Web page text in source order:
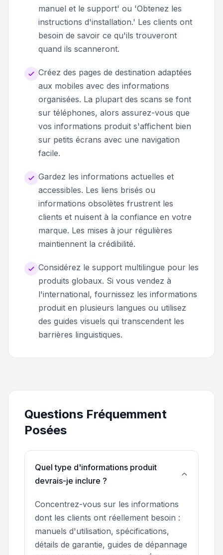
manuel et le support' ou 'Obtenez les
instructions d'installation.' Les clients ont
besoin de savoir ce qu'ils trouveront
quand ils scanneront.
Créez des pages de destination adaptées
aux mobiles avec des informations
organisées. La plupart des scans se font
sur téléphones, alors assurez-vous que
vos informations produit s'affichent bien
sur petits écrans avec une navigation
facile.
Gardez les informations actuelles et
accessibles. Les liens brisés ou
informations obsolètes frustrent les
clients et nuisent à la confiance en votre
marque. Les mises à jour régulières
maintiennent la crédibilité.
Considérez le support multilingue pour les
produits globaux. Si vous vendez à
l'international, fournissez les informations
produit en plusieurs langues ou utilisez
des guides visuels qui transcendent les
barrières linguistiques.
Questions Fréquemment
Posées
Quel type d'informations produit
devrais-je inclure ?
Concentrez-vous sur les informations
dont les clients ont réellement besoin :
manuels d'utilisation, spécifications,
détails de garantie, guides de dépannage